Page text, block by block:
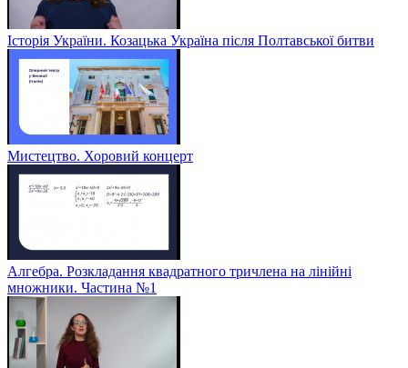
Історія України. Козацька Україна після Полтавської битви
Мистецтво. Хоровий концерт
Алгебра. Розкладання квадратного тричлена на лінійні
множники. Частина №1